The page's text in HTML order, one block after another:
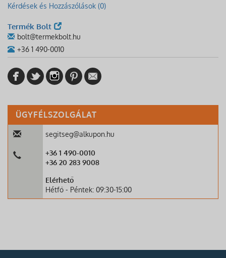
Kérdések és Hozzászólások (0)
Termék Bolt
bolt@termekbolt.hu
+36 1 490-0010
ÜGYFÉLSZOLGÁLAT
segitseg@alkupon.hu
+36 1 490-0010
+36 20 283 9008
Elérhető
Hétfő - Péntek: 09:30-15:00